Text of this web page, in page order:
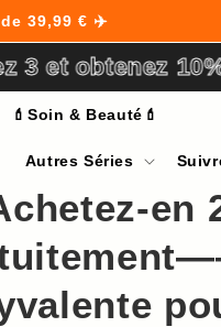
39,99 € ✈️
et obtenez 10%
💄Soin & Beauté💄
Autres Séries
en